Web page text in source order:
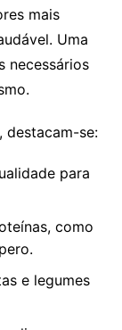
mais
Uma
necessários
destacam-se:
para
como
e legumes